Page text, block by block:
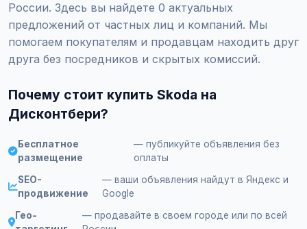
России. Здесь вы найдете 0 актуальных
предложений от частных лиц и компаний. Мы
помогаем покупателям и продавцам находить друг
друга без посредников и скрытых комиссий.
Почему стоит купить Skoda на
Дисконтбери?
Бесплатное
размещение
— публикуйте объявления без
оплаты
SEO-
продвижение
— ваши объявления найдут в Яндекс и
Google
Гео-
— продавайте в своем городе или по всей